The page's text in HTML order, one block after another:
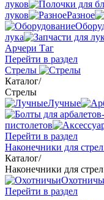
луков
луков
Разное
лука
Арчери Таг
Перейти в раздел
Стрелы
Каталог/
Стрелы
Лучные
пистолетов
Перейти в раздел
Наконечники для стрел
Каталог/
Наконечники для стрел
Перейти в раздел